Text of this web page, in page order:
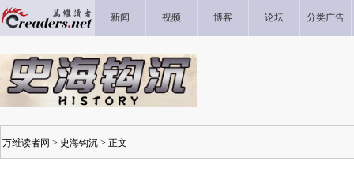
新闻 视频 博客 论坛 分类广告
万维读者网 > 史海钩沉 > 正文